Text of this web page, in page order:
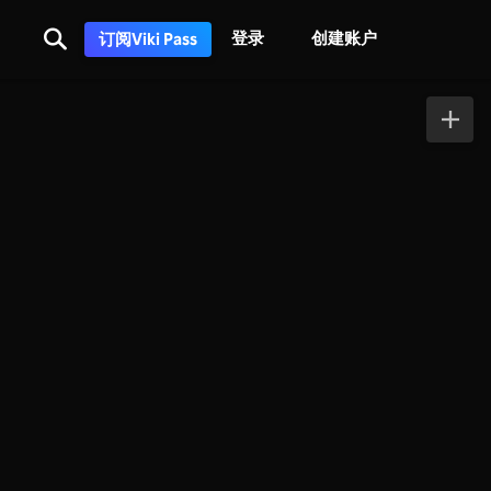
订阅Viki Pass 登录 创建账户